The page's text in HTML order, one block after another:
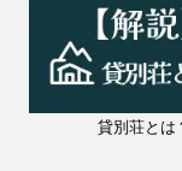
貸別荘とは